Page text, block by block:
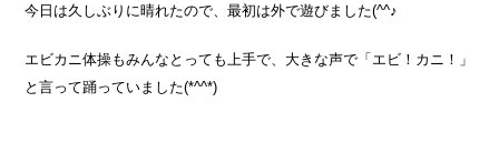
今日は久しぶりに晴れたので、最初は外で遊びました(^^♪
エビカニ体操もみんなとっても上手で、大きな声で「エビ！カニ！」
と言って踊っていました(*^^*)